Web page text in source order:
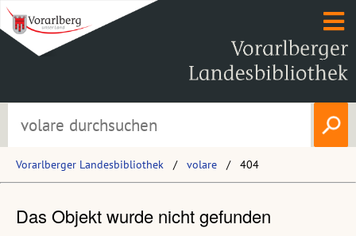
Vorarlberger Landesbibliothek volare 404
Das Objekt wurde nicht gefunden